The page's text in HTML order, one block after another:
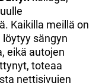
Kaikilla meillä on
sängyn
eikä autojen
toteaa
nettisivujen